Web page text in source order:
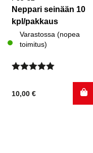
Neppari seinään 10
kpl/pakkaus
Varastossa (nopea
toimitus)
5.00/ 5
10,00 €